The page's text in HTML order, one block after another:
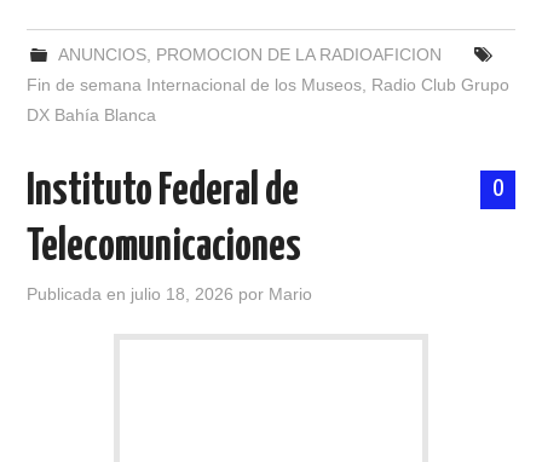
ANUNCIOS, PROMOCION DE LA RADIOAFICION
Fin de semana Internacional de los Museos, Radio Club Grupo
DX Bahía Blanca
0
Instituto Federal de
Telecomunicaciones
Publicada en julio 18, 2026 por Mario